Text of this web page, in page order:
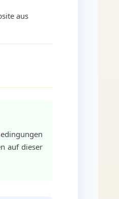
aus
auf dieser